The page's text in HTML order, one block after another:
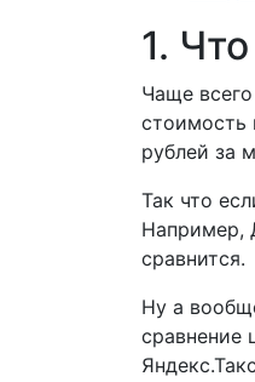
1.
Чаще
стоимость
рублей за
Так что
Например,
сравнится.
Ну а
сравнение